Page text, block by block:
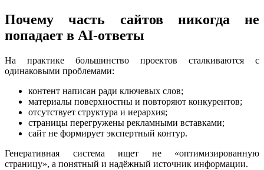
Почему часть сайтов никогда не
попадает в AI-ответы
На практике большинство проектов сталкиваются с
одинаковыми проблемами:
контент написан ради ключевых слов;
материалы поверхностны и повторяют конкурентов;
отсутствует структура и иерархия;
страницы перегружены рекламными вставками;
сайт не формирует экспертный контур.
Генеративная система ищет не «оптимизированную
страницу», а понятный и надёжный источник информации.